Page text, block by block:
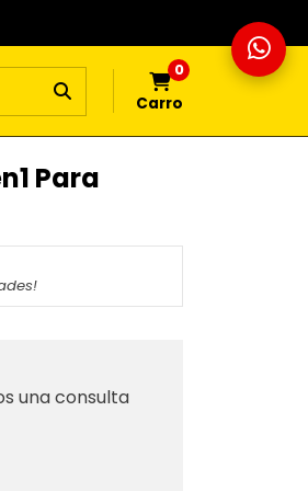
0
Carro
Para
una consulta